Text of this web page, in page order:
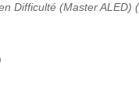
Difficulté (Master ALED)